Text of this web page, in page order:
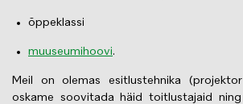
õppeklassi
muuseumihoovi.
Meil on olemas esitlustehnika
oskame soovitada häid toitlustajaid